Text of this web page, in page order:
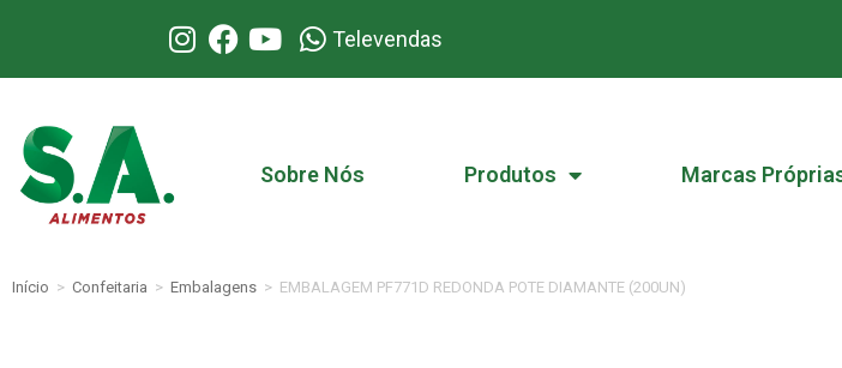
Televendas
Sobre Nós Produtos Marcas
Início > Confeitaria > Embalagens > EMBALAGEM PF771D REDONDA POTE DIAMANTE (200UN)